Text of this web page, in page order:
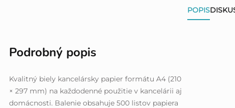
POPIS
Podrobný popis
Kvalitný biely kancelársky papier formátu A4 (210
× 297 mm) na každodenné použitie v kancelárii aj
domácnosti. Balenie obsahuje 500 listov papiera